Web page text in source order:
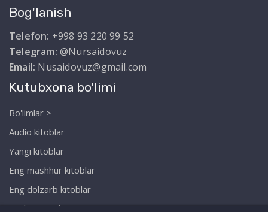
Bog'lanish
Telefon: +998 93 220 99 52
Telegram: @Nursaidovuz
Email: Nusaidovuz@gmail.com
Kutubxona bo'limi
Bo'limlar >
Audio kitoblar
Yangi kitoblar
Eng mashhur kitoblar
Eng dolzarb kitoblar
Biz haqimizda